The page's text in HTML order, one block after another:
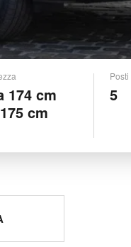
174 cm
cm
Posti
5